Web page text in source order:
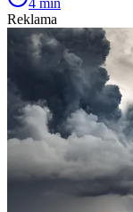
4 min
Reklama